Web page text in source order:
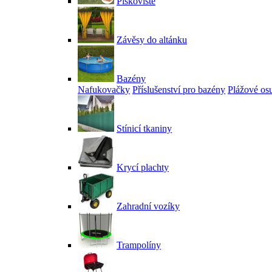
Závěsy do altánku
Bazény
Nafukovačky Příslušenství pro bazény Plážové
Stínicí tkaniny
Krycí plachty
Zahradní vozíky
Trampolíny